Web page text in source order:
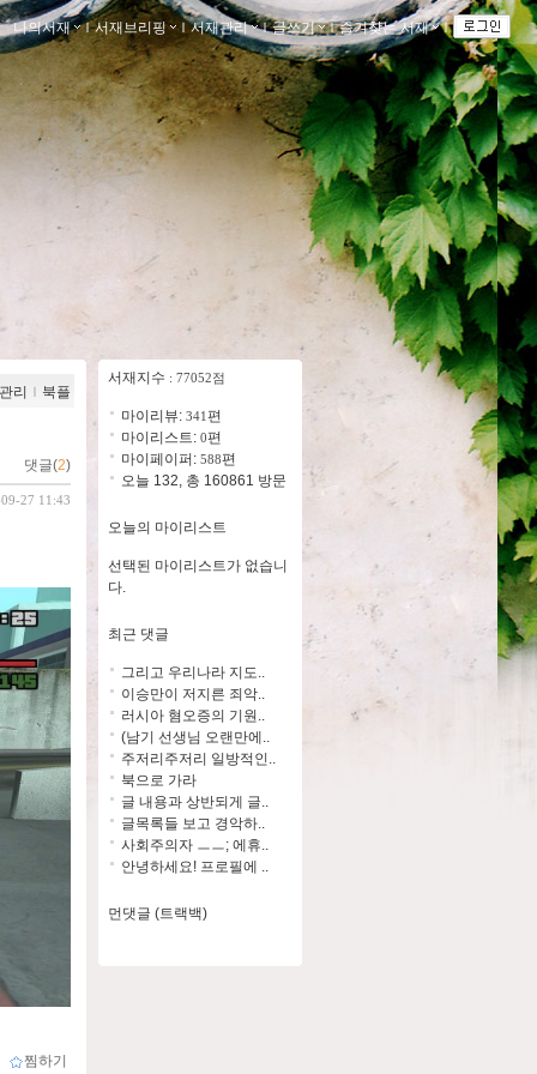
나의서재 ｌ서재브리핑 ｌ서재관리 ｌ글쓰기 ｌ즐겨찾는 서재 ｌ
리 ｌ 북플
댓글(2)
27 11:43
찜하기
서재지수 : 77052점
마이리뷰: 341편
마이리스트: 0편
마이페이퍼: 588편
오늘 132, 총 160861 방문
오늘의 마이리스트
선택된 마이리스트가 없습니
다.
최근 댓글
그리고 우리나라 지도..
이승만이 저지른 죄악..
러시아 혐오증의 기원..
(남기 선생님 오랜만에..
주저리주저리 일방적인..
북으로 가라
글 내용과 상반되게 글..
글목록들 보고 경악하..
사회주의자 ㅡㅡ; 에휴..
안녕하세요! 프로필에 ..
먼댓글 (트랙백)